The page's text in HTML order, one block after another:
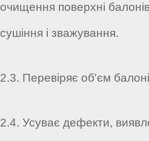
очищення поверхні
сушіння і зважування.
2.3. Перевіряє об'єм
2.4. Усуває дефекти,